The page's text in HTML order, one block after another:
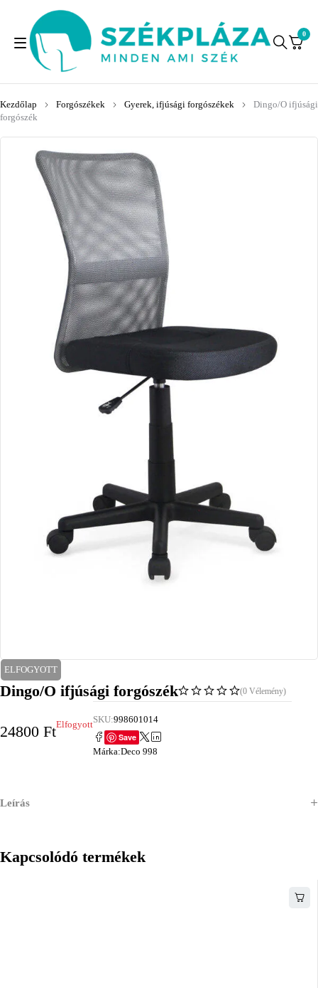
0
Kezdőlap Forgószékek Gyerek, ifjúsági forgószékek
Dingo/O ifjúsági
forgószék
ELFOGYOTT
Dingo/O ifjúsági forgószék (0 Vélemény)
24800 FtElfogyottSKU:998601014
Save
Márka:Deco 998
Leírás
Kapcsolódó termékek